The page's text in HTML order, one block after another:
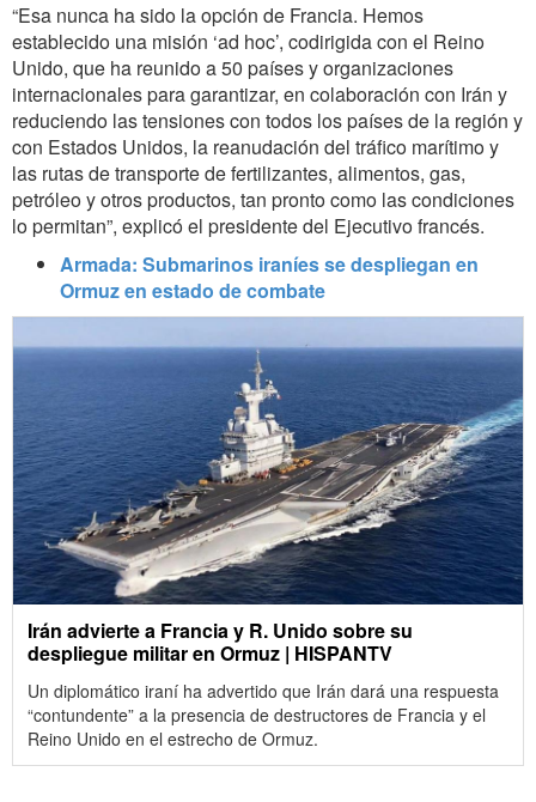
“Esa nunca ha sido la opción de Francia. Hemos
establecido una misión ‘ad hoc’, codirigida con el Reino
Unido, que ha reunido a 50 países y organizaciones
internacionales para garantizar, en colaboración con Irán y
reduciendo las tensiones con todos los países de la región y
con Estados Unidos, la reanudación del tráfico marítimo y
las rutas de transporte de fertilizantes, alimentos, gas,
petróleo y otros productos, tan pronto como las condiciones
lo permitan”, explicó el presidente del Ejecutivo francés.
Armada: Submarinos iraníes se despliegan en
Ormuz en estado de combate
Irán advierte a Francia y R. Unido sobre su
despliegue militar en Ormuz | HISPANTV
“contundente” a la presencia de destructores de Francia y el
Reino Unido en el estrecho de Ormuz.